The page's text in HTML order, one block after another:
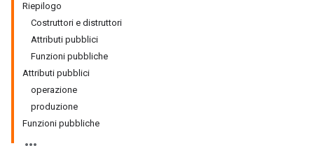
Riepilogo
Costruttori e distruttori
Attributi pubblici
Funzioni pubbliche
Attributi pubblici
operazione
produzione
Funzioni pubbliche